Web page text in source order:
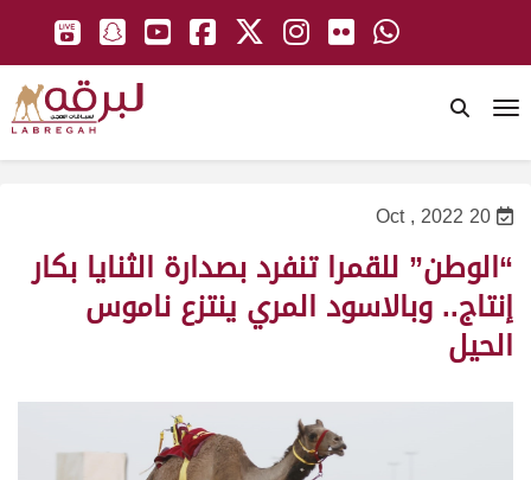
20 Oct , 2022
“الوطن” للقمرا تنفرد بصدارة الثنايا بكار
إنتاج.. وبالاسود المري ينتزع ناموس
الحيل